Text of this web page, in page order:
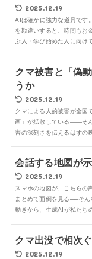
2025.12.19
AIは確かに強力な道具です
を勘違いすると、時間もお
ぶ人・学び始めた人に向け
クマ被害と「偽
うか
2025.12.19
クマによる人的被害が全国
画」が拡散している――そ
害の深刻さを伝えるはずの
会話する地図が
2025.12.19
スマホの地図が、こちらの
まとめて面倒を見る──そん
動きから、生成AIが私たち
クマ出没で相次
2025.12.19